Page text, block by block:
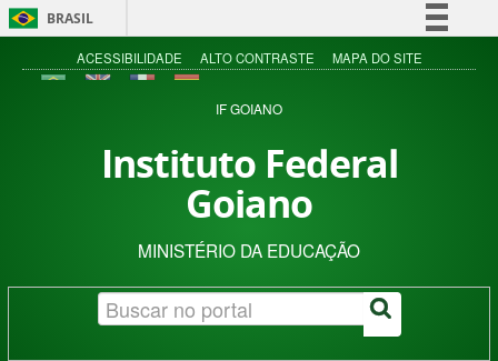
BRASIL
Simplifique!
Acesso à informação
ACESSIBILIDADE ALTO CONTRASTE MAPA DO SITE
IF GOIANO
Instituto Federal
Goiano
MINISTÉRIO DA EDUCAÇÃO